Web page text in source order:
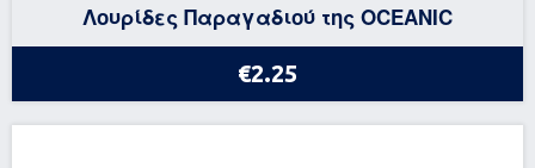
Λουρίδες Παραγαδιού της OCEANIC
€2.25